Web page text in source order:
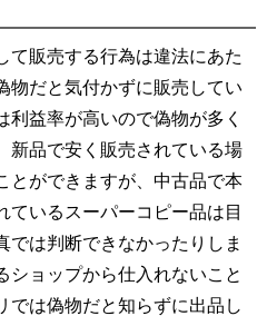
て販売する行為は違法にあた
物だと気付かずに販売してい
利益率が高いので偽物が多く
新品で安く販売されている場
とができますが、中古品で本
ているスーパーコピー品は目
では判断できなかったりしま
ショップから仕入れないこと
では偽物だと知らずに出品し